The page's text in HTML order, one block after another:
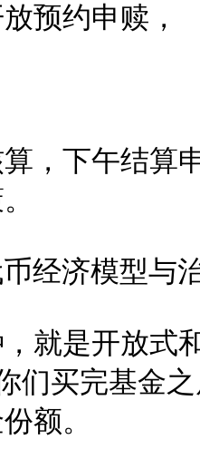
预约申赎，
，下午结算
经济模型与
就是开放式
们买完基金
额。